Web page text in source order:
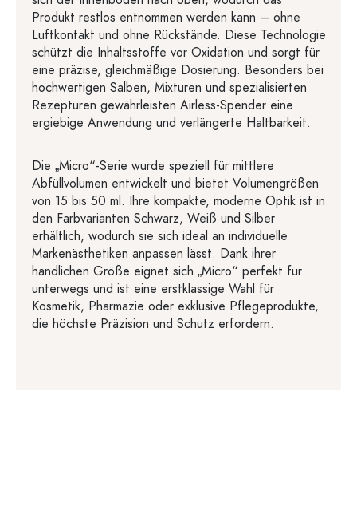
Produkt restlos entnommen werden kann – ohne
Luftkontakt und ohne Rückstände. Diese Technologie
schützt die Inhaltsstoffe vor Oxidation und sorgt für
eine präzise, gleichmäßige Dosierung. Besonders bei
hochwertigen Salben, Mixturen und spezialisierten
Rezepturen gewährleisten Airless-Spender eine
ergiebige Anwendung und verlängerte Haltbarkeit.
Die „Micro“-Serie wurde speziell für mittlere
Abfüllvolumen entwickelt und bietet Volumengrößen
von 15 bis 50 ml. Ihre kompakte, moderne Optik ist in
den Farbvarianten Schwarz, Weiß und Silber
erhältlich, wodurch sie sich ideal an individuelle
Markenästhetiken anpassen lässt. Dank ihrer
handlichen Größe eignet sich „Micro“ perfekt für
unterwegs und ist eine erstklassige Wahl für
Kosmetik, Pharmazie oder exklusive Pflegeprodukte,
die höchste Präzision und Schutz erfordern.